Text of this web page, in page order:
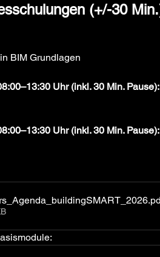
(+/-30
BIM Grundlagen
Uhr (inkl. 30 Min. Pause):
Uhr (inkl. 30 Min. Pause):